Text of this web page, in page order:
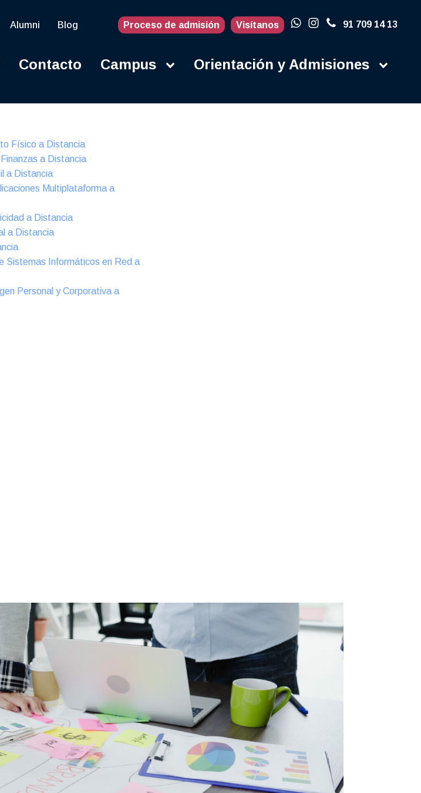
Alumni Blog Proceso de admisión Visítanos 91 709 14 13
Contacto Campus Orientación y Admisiones
Físico a Distancia
a Distancia
a Distancia
Multiplataforma a
a Distancia
a Distancia
Sistemas Informáticos en Red a
Personal y Corporativa a